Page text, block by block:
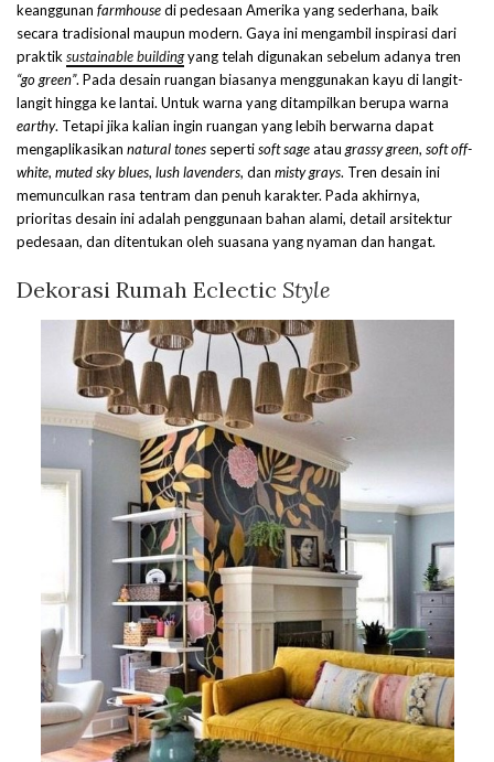
keanggunan farmhousedi pedesaan Amerika yang sederhana, baik
secara tradisional maupun modern. Gaya ini mengambil inspirasi dari
praktiksustainable buildingyang telah digunakan sebelum adanya tren
“go green”. Pada desain ruangan biasanya menggunakan kayu di langit-
langit hingga ke lantai. Untuk warna yang ditampilkan berupa warna
earthy. Tetapi jika kalian ingin ruangan yang lebih berwarna dapat
mengaplikasikan natural tones sepertisoft sageataugrassy green, soft off-
white, muted sky blues, lush lavenders, dan misty grays. Tren desain ini
memunculkan rasa tentram dan penuh karakter. Pada akhirnya,
prioritas desain ini adalah penggunaan bahan alami, detail arsitektur
pedesaan, dan ditentukan oleh suasana yang nyaman dan hangat.
Dekorasi Rumah Eclectic Style